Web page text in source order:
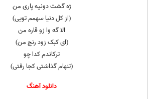
ژه گشت دونیه پاری من
(از کل دنیا سهمم تویی)
الا گه وا زو قاره من
(ای کبک زود رنج من)
ترکاندم کدا چو
(تنهام گذاشتی کجا رفتی)
دانلود آهنگ